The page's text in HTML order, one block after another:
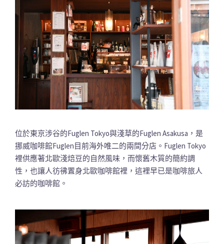
位於東京涉谷的Fuglen Tokyo與淺草的Fuglen Asakusa，是
挪威咖啡館Fuglen目前海外唯二的兩間分店。Fuglen Tokyo
裡供應著北歐淺焙豆的自然風味，而懷舊木質的簡約調
性，也讓人彷彿置身北歐咖啡館裡，這裡早已是咖啡旅人
必訪的咖啡館。